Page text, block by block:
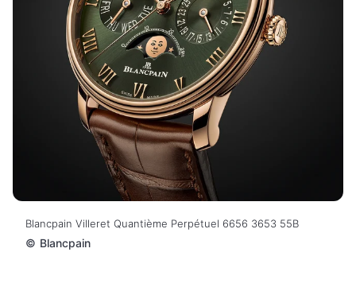
Blancpain Villeret Quantième Perpétuel 6656 3653 55B
© Blancpain